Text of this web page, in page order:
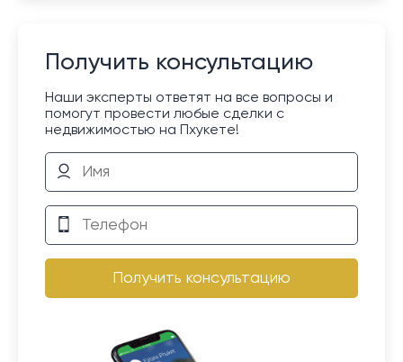
Получить консультацию
Наши эксперты ответят на все вопросы и
помогут провести любые сделки с
недвижимостью на Пхукете!
Получить консультацию